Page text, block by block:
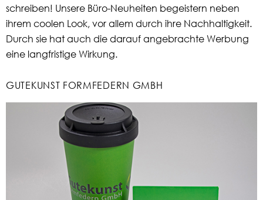
schreiben! Unsere Büro-Neuheiten begeistern neben
ihrem coolen Look, vor allem durch ihre Nachhaltigkeit.
Durch sie hat auch die darauf angebrachte Werbung
eine langfristige Wirkung.
GUTEKUNST FORMFEDERN GMBH